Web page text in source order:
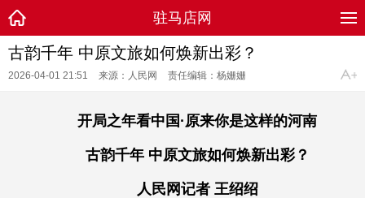
驻马店网
古韵千年 中原文旅如何焕新出彩？
2026-04-01 21:51 来源：人民网 责任编辑：杨姗姗
开局之年看中国·原来你是这样的河南
古韵千年 中原文旅如何焕新出彩？
人民网记者 王绍绍